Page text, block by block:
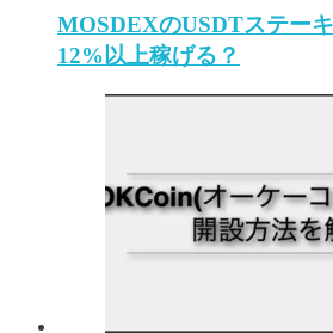
MOSDEXのUSDTステー
12%以上稼げる？